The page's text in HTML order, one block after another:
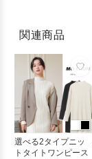
関連商品
選べる2タイプニッ
トタイトワンピース